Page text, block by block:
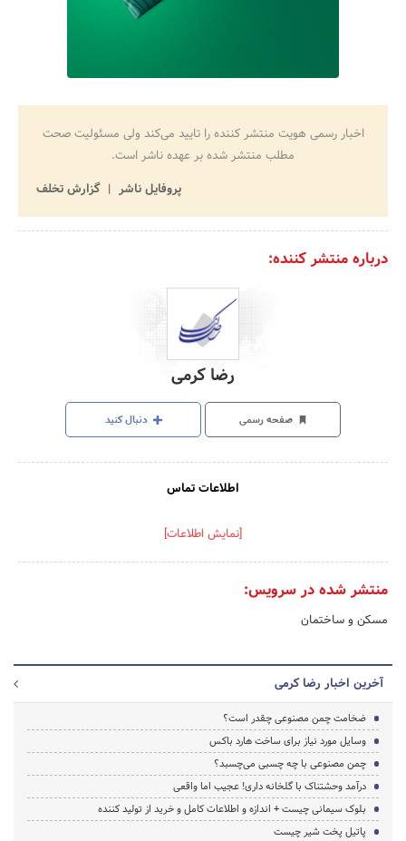
اخبار رسمی هویت منتشر کننده را تایید می‌کند ولی مسئولیت صحت
مطلب منتشر شده بر عهده ناشر است.
پروفایل ناشر
گزارش تخلف
درباره منتشر کننده:
رضا کرمی
صفحه رسمی دنبال کنید
اطلاعات تماس
[نمایش اطلاعات]
منتشر شده در سرویس:
مسکن و ساختمان
آخرین اخبار رضا کرمی
ضخامت چمن مصنوعی چقدر است؟
وسایل مورد نیاز برای ساخت هارد باکس
چمن مصنوعی با چه چسبی می‌چسبد؟
درآمد وحشتناک با گلخانه داری! عجیب اما واقعی
بلوک سیمانی چیست + اندازه و اطلاعات کامل و خرید از تولید کننده
پاتیل پخت شیر چیست